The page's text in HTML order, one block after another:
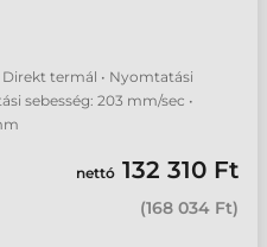
termál • Nyomtatási
sebesség: 203 mm/sec •
nettó 132 310 Ft
(168 034 Ft)